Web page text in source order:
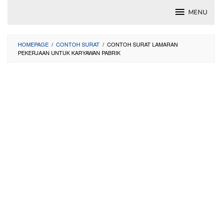
MENU
HOMEPAGE / CONTOH SURAT / CONTOH SURAT LAMARAN
PEKERJAAN UNTUK KARYAWAN PABRIK